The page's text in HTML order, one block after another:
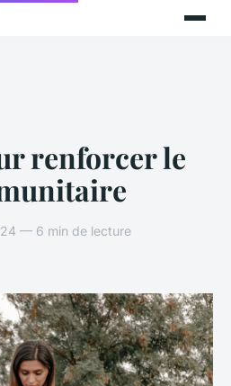
renforcer le
— 6 min de lecture